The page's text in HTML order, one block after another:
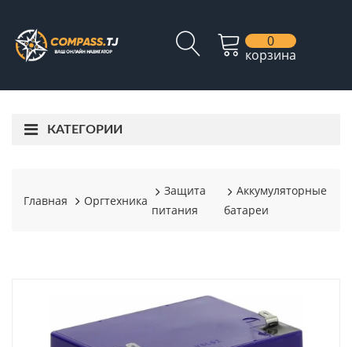
0
корзина
КАТЕГОРИИ
Главная Оргтехника
Защита
питания
Аккумуляторные
батареи